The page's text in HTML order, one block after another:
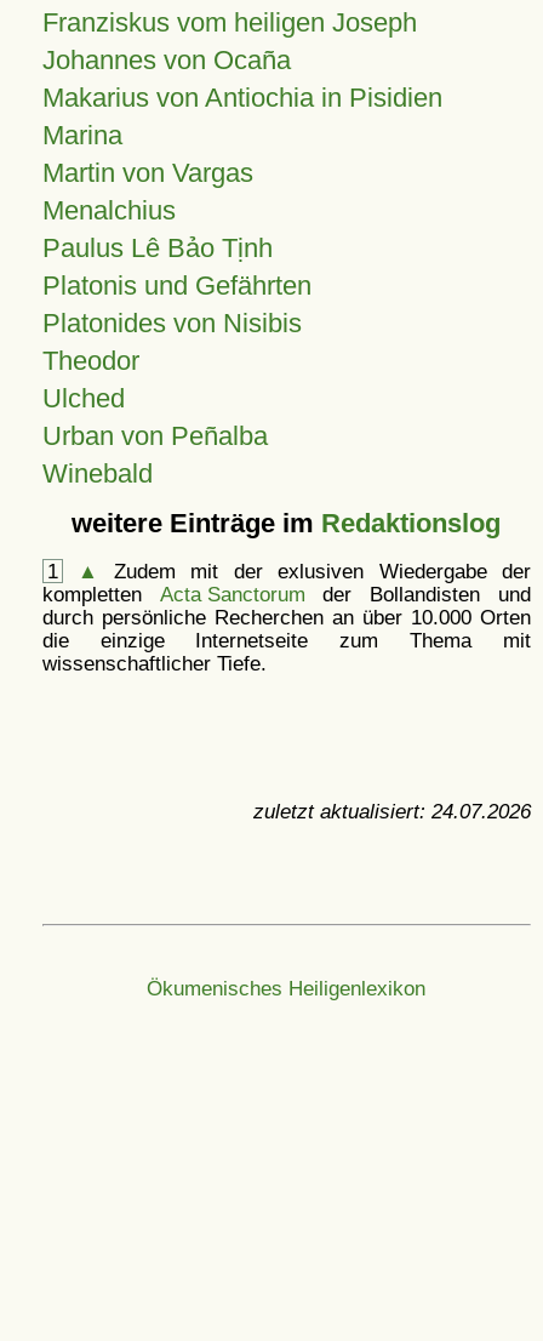
Franziskus vom heiligen Joseph
Johannes von Ocaña
Makarius von Antiochia in Pisidien
Marina
Martin von Vargas
Menalchius
Paulus Lê Bảo Tịnh
Platonis und Gefährten
Platonides von Nisibis
Theodor
Ulched
Urban von Peñalba
Winebald
weitere Einträge im Redaktionslog
1 ▲
Zudem mit der exlusiven Wiedergabe der
kompletten Acta Sanctorum der Bollandisten und
durch persönliche Recherchen an über 10.000 Orten
die einzige Internetseite zum Thema mit
wissenschaftlicher Tiefe.
zuletzt aktualisiert: 24.07.2026
Ökumenisches Heiligenlexikon